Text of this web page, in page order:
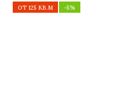
ОТ 125 КВ.М -5%